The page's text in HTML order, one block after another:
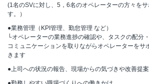
(1名のSVに対し、5，6名のオペレーターの方々を
す。）
●業務管理（KPI管理、勤怠管理 など）
└オペレーターの業務進捗の確認や、タスクの配分・
コミュニケーションを取りながらオペレーターをサ
きます
●上司への状況の報告、現場からの気づきや改善提案